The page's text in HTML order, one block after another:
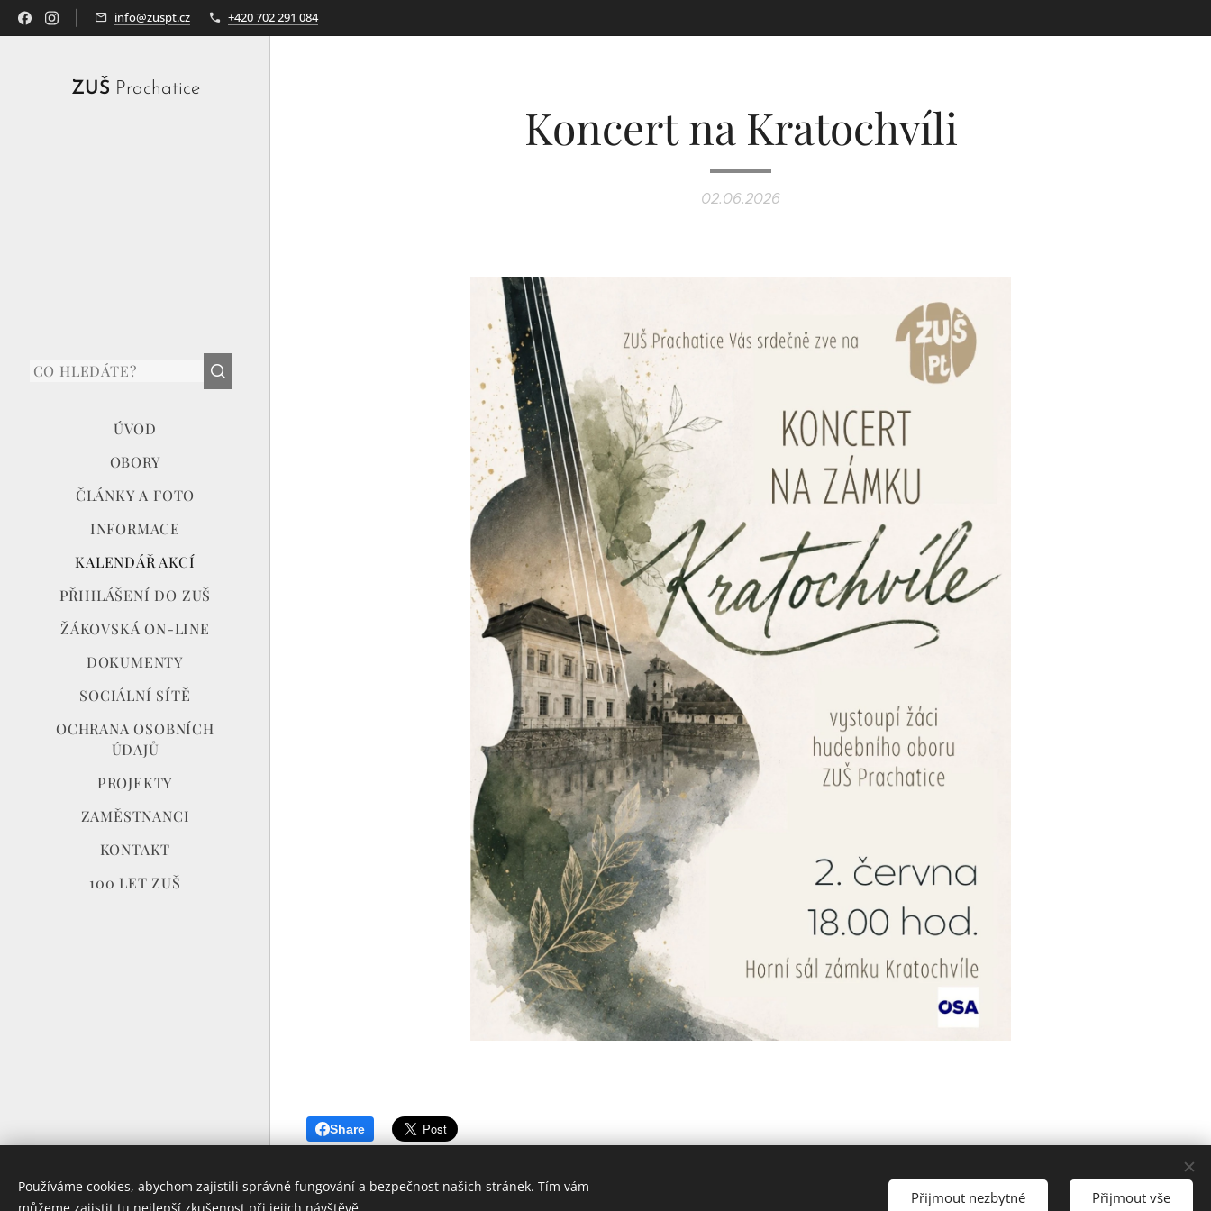
info@zuspt.cz +420 702 291 084
ZUŠ Prachatice
ÚVOD
OBORY
ČLÁNKY A FOTO
INFORMACE
KALENDÁŘ AKCÍ
PŘIHLÁŠENÍ DO ZUŠ
ŽÁKOVSKÁ ON-LINE
DOKUMENTY
SOCIÁLNÍ SÍTĚ
OCHRANA OSOBNÍCH
ÚDAJŮ
PROJEKTY
ZAMĚSTNANCI
KONTAKT
100 LET ZUŠ
Koncert na Kratochvíli
02.06.2026
Share
Vytvořeno službou
Webnode
Používáme cookies, abychom zajistili správné fungování a bezpečnost našich stránek. Tím vám
Přijmout nezbytné Přijmout vše